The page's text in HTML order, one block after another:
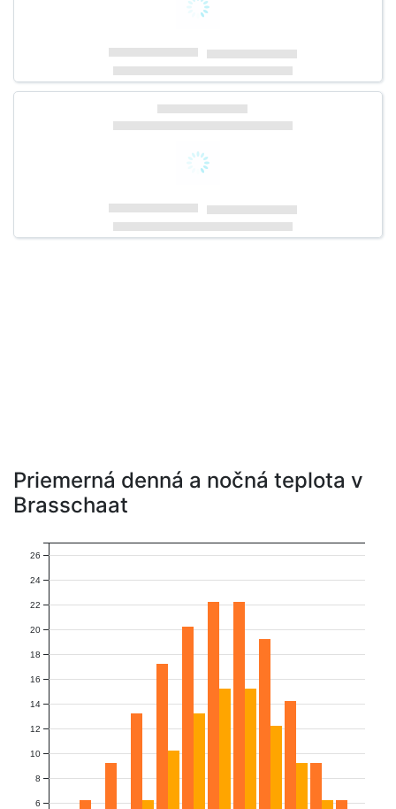
Priemerná denná a nočná teplota v
Brasschaat
6
8
10
12
14
16
18
20
22
24
26